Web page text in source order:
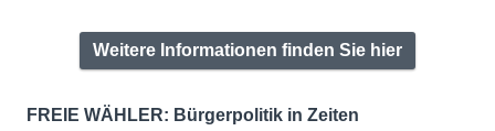
Weitere Informationen finden Sie hier
FREIE WÄHLER: Bürgerpolitik in Zeiten